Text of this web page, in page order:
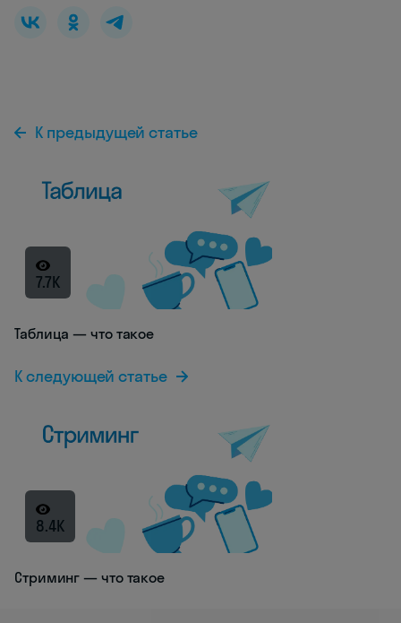
К предыдущей статье
7.7K
Таблица — что такое
К следующей статье
8.4K
Стриминг — что такое